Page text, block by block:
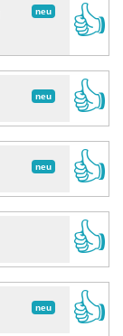
neu
👍
neu
👍
neu
👍
👍
neu
👍